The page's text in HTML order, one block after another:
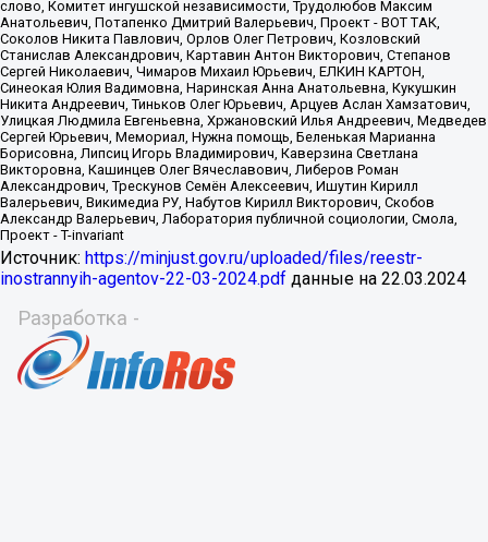
Источник: https://minjust.gov.ru/uploaded/files/reestr-
inostrannyih-agentov-22-03-2024.pdf данные на 22.03.2024
Разработка -